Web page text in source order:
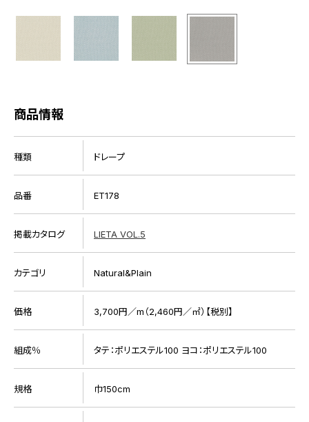
商品情報
種類 ドレープ
品番 ET178
掲載カタログ LIETA VOL.5
カテゴリ Natural&Plain
価格 3,700円／m（2,460円／㎡）【税別】
組成％ タテ：ポリエステル100 ヨコ：ポリエステル100
規格 巾150cm